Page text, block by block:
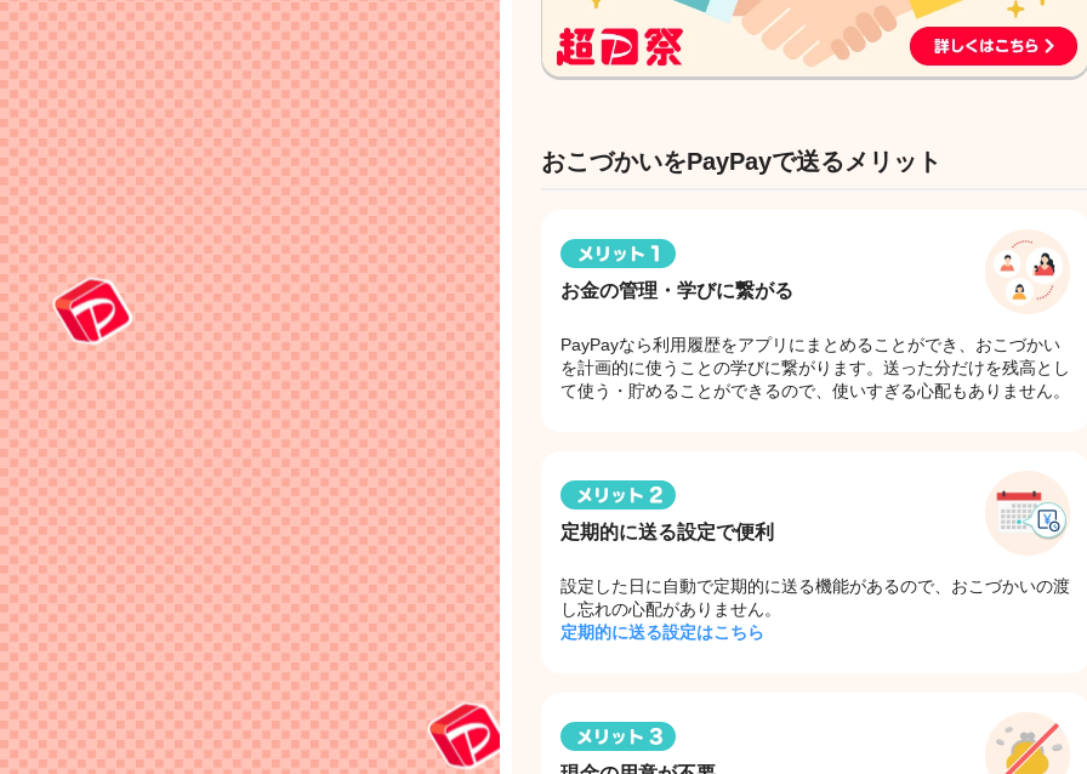
おこづかいをPayPayで送るメリット
お金の管理・学びに繋がる
PayPayなら利用履歴をアプリにまとめることができ、おこづかい
を計画的に使うことの学びに繋がります。送った分だけを残高とし
て使う・貯めることができるので、使いすぎる心配もありません。
定期的に送る設定で便利
設定した日に自動で定期的に送る機能があるので、おこづかいの渡
し忘れの心配がありません。
定期的に送る設定はこちら